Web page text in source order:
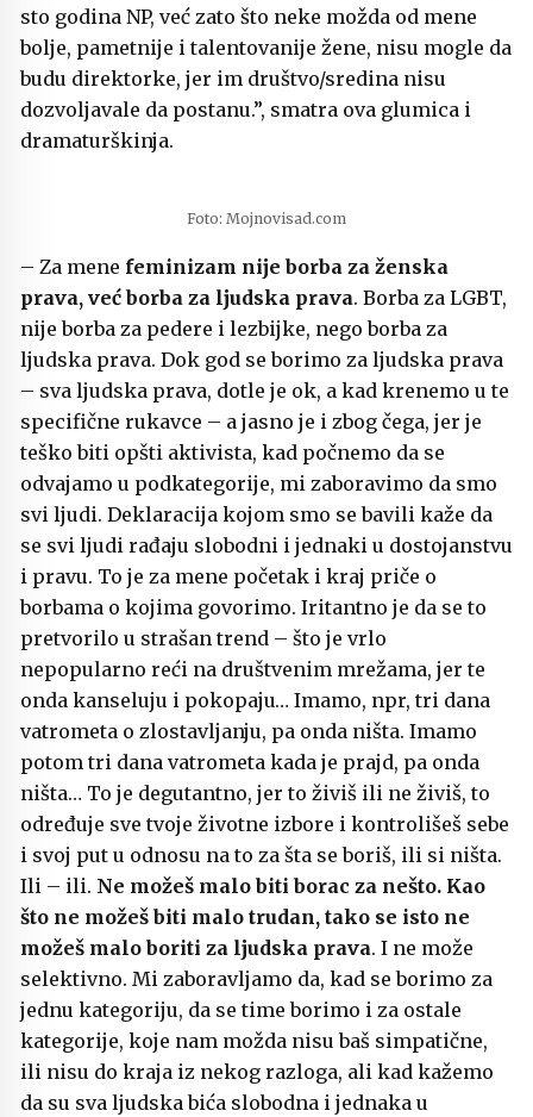
sto godina NP, već zato što neke možda od mene
bolje, pametnije i talentovanije žene, nisu mogle da
budu direktorke, jer im društvo/sredina nisu
dozvoljavale da postanu.”, smatra ova glumica i
dramaturškinja.
Foto: Mojnovisad.com
– Za mene feminizam nije borba za ženska
prava, već borba za ljudska prava. Borba za LGBT,
nije borba za pedere i lezbijke, nego borba za
ljudska prava. Dok god se borimo za ljudska prava
– sva ljudska prava, dotle je ok, a kad krenemo u te
specifične rukavce – a jasno je i zbog čega, jer je
teško biti opšti aktivista, kad počnemo da se
odvajamo u podkategorije, mi zaboravimo da smo
svi ljudi. Deklaracija kojom smo se bavili kaže da
se svi ljudi rađaju slobodni i jednaki u dostojanstvu
i pravu. To je za mene početak i kraj priče o
borbama o kojima govorimo. Iritantno je da se to
pretvorilo u strašan trend – što je vrlo
nepopularno reći na društvenim mrežama, jer te
onda kanseluju i pokopaju… Imamo, npr, tri dana
vatrometa o zlostavljanju, pa onda ništa. Imamo
potom tri dana vatrometa kada je prajd, pa onda
ništa… To je degutantno, jer to živiš ili ne živiš, to
određuje sve tvoje životne izbore i kontrolišeš sebe
i svoj put u odnosu na to za šta se boriš, ili si ništa.
Ili – ili. Ne možeš malo biti borac za nešto. Kao
što ne možeš biti malo trudan, tako se isto ne
možeš malo boriti za ljudska prava. I ne može
selektivno. Mi zaboravljamo da, kad se borimo za
jednu kategoriju, da se time borimo i za ostale
kategorije, koje nam možda nisu baš simpatične,
ili nisu do kraja iz nekog razloga, ali kad kažemo
da su sva ljudska bića slobodna i jednaka u